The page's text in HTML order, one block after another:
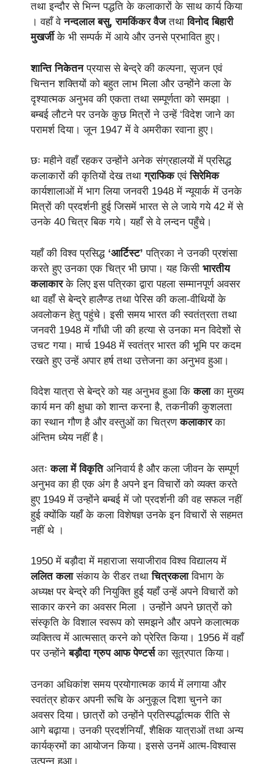
तथा इन्दौर से भिन्न पद्धति के कलाकारों के साथ कार्य किया
। वहाँ वेनन्दलाल बसु, रामकिंकर वैजतथाविनोद बिहारी
मुखर्जीके भी सम्पर्क में आये और उनसे प्रभावित हुए।
शान्ति निकेतनप्रयास से बेन्द्रे की कल्पना, सृजन एवं
चिन्तन शक्तियों को बहुत लाभ मिला और उन्होंने कला के
दृश्यात्मक अनुभव की एकता तथा सम्पूर्णता को समझा ।
बम्बई लौटने पर उनके कुछ मित्रों ने उन्हें ‘विदेश जाने का
परामर्श दिया। जून 1947 में वे अमरीका रवाना हुए।
छः महीने वहाँ रहकर उन्होंने अनेक संग्रहालयों में प्रसिद्ध
कलाकारों की कृतियों देख तथाग्राफिकएवंसिरेमिक
कार्यशालाओं में भाग लिया जनवरी 1948 में न्यूयार्क में उनके
मित्रों की प्रदर्शनी हुई जिसमें भारत से ले जाये गये 42 में से
उनके 40 चित्र बिक गये। यहाँ से वे लन्दन पहुँचे।
यहाँ की विश्व प्रसिद्ध ‘आर्टिस्ट’ पत्रिका ने उनकी प्रशंसा
करते हुए उनका एक चित्र भी छापा। यह किसी भारतीय
कलाकारके लिए इस पत्रिका द्वारा पहला सम्मानपूर्ण अवसर
था वहाँ से बेन्द्रे हालैण्ड तथा पेरिस की कला-वीथियों के
अवलोकन हेतु पहुंचे। इसी समय भारत की स्वतंत्रता तथा
जनवरी 1948 में गाँधी जी की हत्या से उनका मन विदेशों से
उचट गया। मार्च 1948 में स्वतंत्र भारत की भूमि पर कदम
रखते हुए उन्हें अपार हर्ष तथा उत्तेजना का अनुभव हुआ।
विदेश यात्रा से बेन्द्रे को यह अनुभव हुआ किकलाका मुख्य
कार्य मन की क्षुधा को शान्त करना है, तकनीकी कुशलता
का स्थान गौण है और वस्तुओं का चित्रणकलाकारका
अंन्तिम ध्येय नहीं है।
अतःकला में विकृति अनिवार्य है और कला जीवन के सम्पूर्ण
अनुभव का ही एक अंग है अपने इन विचारों को व्यक्त करते
हुए 1949 में उन्होंने बम्बई में जो प्रदर्शनी की वह सफल नहीं
हुई क्योंकि यहाँ के कला विशेषज्ञ उनके इन विचारों से सहमत
नहीं थे ।
1950 में बड़ौदा में महाराजा सयाजीराव विश्व विद्यालय में
ललित कलासंकाय के रीडर तथाचित्रकलाविभाग के
अध्यक्ष पर बेन्द्रे की नियुक्ति हुई यहाँ उन्हें अपने विचारों को
साकार करने का अवसर मिला । उन्होंने अपने छात्रों को
संस्कृति के विशाल स्वरूप को समझने और अपने कलात्मक
व्यक्तित्व में आत्मसात् करने को प्रेरित किया। 1956 में वहाँ
पर उन्होंनेबड़ौदा ग्रुप आफ पेण्टर्सका सूत्रपात किया।
उनका अधिकांश समय प्रयोगात्मक कार्य में लगाया और
स्वतंत्र होकर अपनी रूचि के अनुकूल दिशा चुनने का
अवसर दिया। छात्रों को उन्होंने प्रतिस्पर्द्धात्मक रीति से
आगे बढ़ाया। उनकी प्रदर्शनियाँ, शैक्षिक यात्राओं तथा अन्य
कार्यक्रमों का आयोजन किया। इससे उनमें आत्म-विश्वास
उत्पन्न हुआ।